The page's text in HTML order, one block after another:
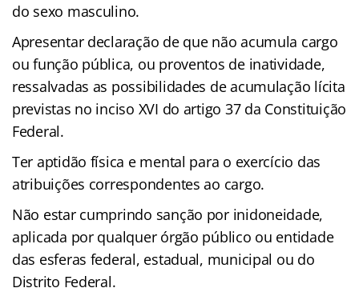
do sexo masculino.
Apresentar declaração de que não acumula cargo
ou função pública, ou proventos de inatividade,
ressalvadas as possibilidades de acumulação lícita
previstas no inciso XVI do artigo 37 da Constituição
Federal.
Ter aptidão física e mental para o exercício das
atribuições correspondentes ao cargo.
Não estar cumprindo sanção por inidoneidade,
aplicada por qualquer órgão público ou entidade
das esferas federal, estadual, municipal ou do
Distrito Federal.